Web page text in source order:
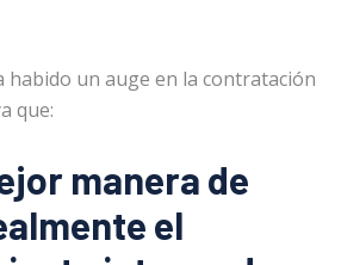
habido un auge en la contratación
que:
manera de
el